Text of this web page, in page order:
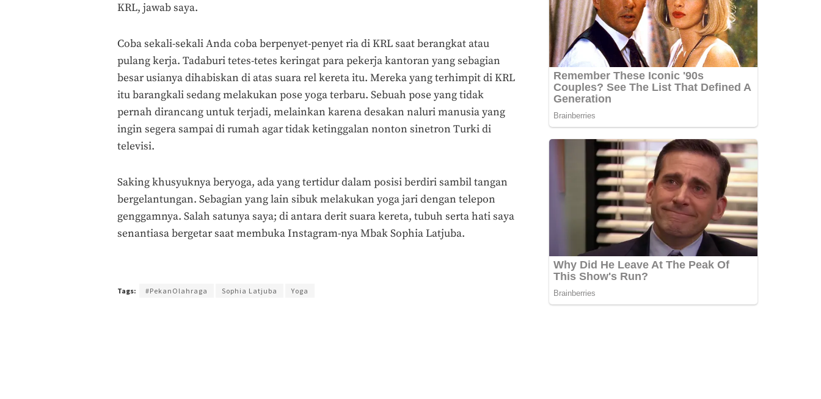
KRL, jawab saya.
Coba sekali-sekali Anda coba berpenyet-penyet ria di KRL saat berangkat atau
pulang kerja. Tadaburi tetes-tetes keringat para pekerja kantoran yang sebagian
besar usianya dihabiskan di atas suara rel kereta itu. Mereka yang terhimpit di KRL
itu barangkali sedang melakukan pose yoga terbaru. Sebuah pose yang tidak
pernah dirancang untuk terjadi, melainkan karena desakan naluri manusia yang
ingin segera sampai di rumah agar tidak ketinggalan nonton sinetron Turki di
televisi.
Saking khusyuknya beryoga, ada yang tertidur dalam posisi berdiri sambil tangan
bergelantungan. Sebagian yang lain sibuk melakukan yoga jari dengan telepon
genggamnya. Salah satunya saya; di antara derit suara kereta, tubuh serta hati saya
senantiasa bergetar saat membuka Instagram-nya Mbak Sophia Latjuba.
Tags: #PekanOlahraga Sophia Latjuba Yoga